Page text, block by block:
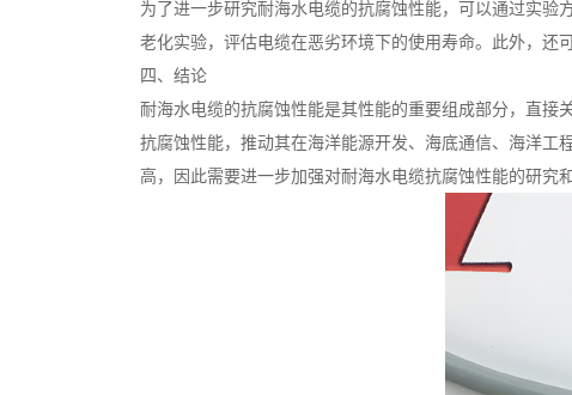
为了进一步研究耐海水电缆的抗腐蚀性能，可以通过实
老化实验，评估电缆在恶劣环境下的使用寿命。此外，还
四、结论
耐海水电缆的抗腐蚀性能是其性能的重要组成部分，直接
抗腐蚀性能，推动其在海洋能源开发、海底通信、海洋工
高，因此需要进一步加强对耐海水电缆抗腐蚀性能的研究和